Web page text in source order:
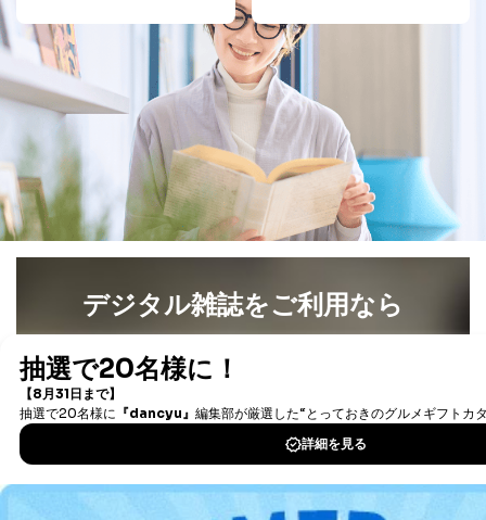
デジタル雑誌をご利用なら
書籍）が無料で読み放題！
DOWNLOAD FOR IOS
DOWNLOAD FOR ANDROID